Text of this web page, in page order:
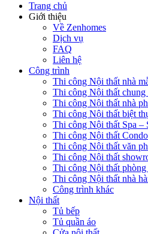
Trang chủ
Giới thiệu
Về Zenhomes
Dịch vụ
FAQ
Liên hệ
Công trình
Thi công Nội thất nhà
Thi công Nội thất chung
Thi công Nội thất nhà
Thi công Nội thất biệt
Thi công Nội thất Spa –
Thi công Nội thất
Thi công Nội thất văn
Thi công Nội thất
Thi công Nội thất
Thi công Nội thất nhà
Công trình khác
Nội thất
Tủ bếp
Tủ quần áo